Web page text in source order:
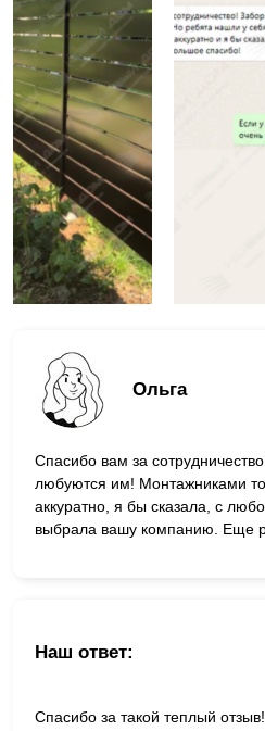
Ольга
Спасибо вам за
любуются им! Монтажниками
аккуратно, я бы сказала, с
выбрала вашу компанию. Еще
Наш ответ:
Спасибо за такой теплый